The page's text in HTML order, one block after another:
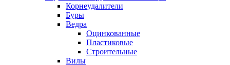
Корнеудалители
Буры
Ведра
Оцинкованные
Пластиковые
Строительные
Вилы